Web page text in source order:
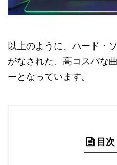
以上のように、ハード・
がなされた、高コスパな
ーとなっています。
目次